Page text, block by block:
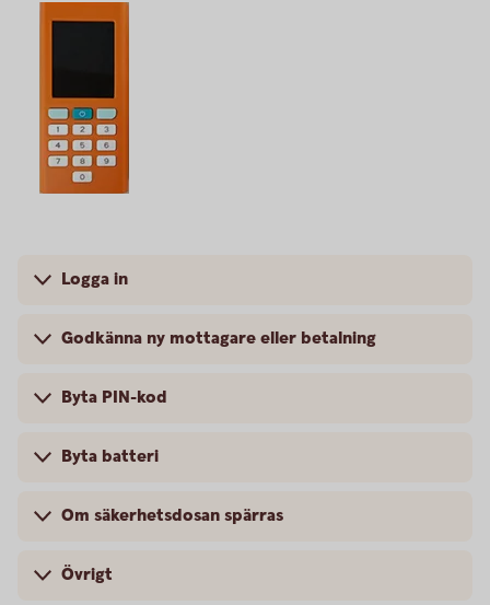
Logga in
Godkänna ny mottagare eller betalning
Byta PIN-kod
Byta batteri
Om säkerhetsdosan spärras
Övrigt